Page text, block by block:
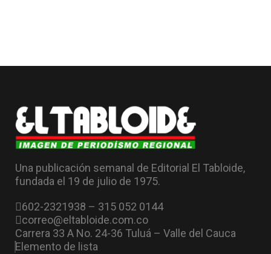
Una publicación semanal de Editorial El Tabloide,
fundada el 19 de julio de 1975.
602-2321938 – 315 052 0144
correo@eltabloide.com.co
Carrera 33 A No. 24-36 Tuluá – Valle del Cauca
Elemento de lista